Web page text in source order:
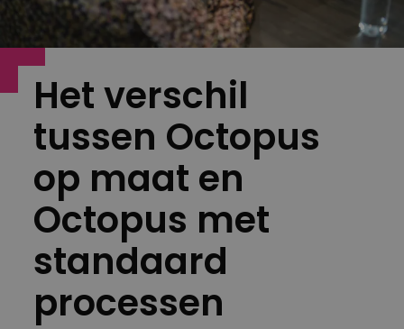
Het verschil
tussen Octopus
op maat en
Octopus met
standaard
processen